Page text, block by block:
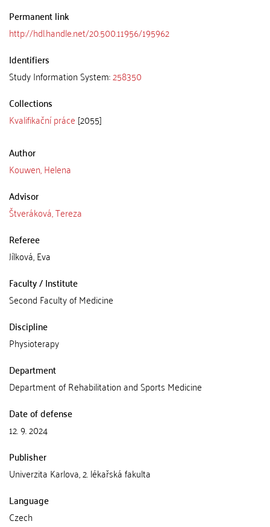
Permanent link
http://hdl.handle.net/20.500.11956/195962
Identifiers
Study Information System:258350
Collections
Kvalifikační práce [2055]
Author
Kouwen, Helena
Advisor
Štveráková, Tereza
Referee
Jílková, Eva
Faculty / Institute
Second Faculty of Medicine
Discipline
Physioterapy
Department
Department of Rehabilitation and Sports Medicine
Date of defense
12. 9. 2024
Publisher
Univerzita Karlova, 2. lékařská fakulta
Language
Czech